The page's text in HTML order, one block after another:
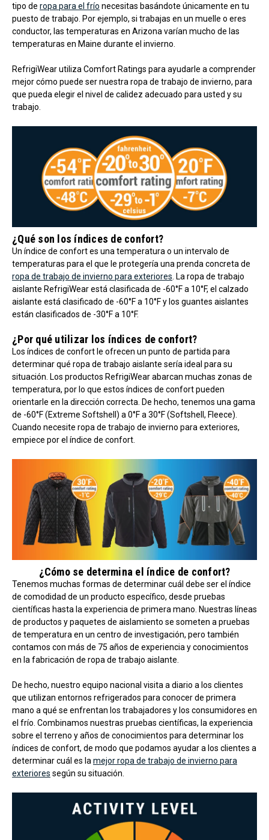
tipo de ropa para el frío necesitas basándote únicamente en tu
puesto de trabajo. Por ejemplo, si trabajas en un muelle o eres
conductor, las temperaturas en Arizona varían mucho de las
temperaturas en Maine durante el invierno.
RefrigiWear utiliza Comfort Ratings para ayudarle a comprender
mejor cómo puede ser nuestra ropa de trabajo de invierno, para
que pueda elegir el nivel de calidez adecuado para usted y su
trabajo.
¿Qué son los índices de confort?
Un índice de confort es una temperatura o un intervalo de
temperaturas para el que le protegería una prenda concreta de
ropa de trabajo de invierno para exteriores . La ropa de trabajo
aislante RefrigiWear está clasificada de -60°F a 10°F, el calzado
aislante está clasificado de -60°F a 10°F y los guantes aislantes
están clasificados de -30°F a 10°F.
¿Por qué utilizar los índices de confort?
Los índices de confort le ofrecen un punto de partida para
determinar qué ropa de trabajo aislante sería ideal para su
situación. Los productos RefrigiWear abarcan muchas zonas de
temperatura, por lo que estos índices de confort pueden
orientarle en la dirección correcta. De hecho, tenemos una gama
de -60°F (Extreme Softshell) a 0°F a 30°F (Softshell, Fleece).
Cuando necesite ropa de trabajo de invierno para exteriores,
empiece por el índice de confort.
¿Cómo se determina el índice de confort?
Tenemos muchas formas de determinar cuál debe ser el índice
de comodidad de un producto específico, desde pruebas
científicas hasta la experiencia de primera mano. Nuestras líneas
de productos y paquetes de aislamiento se someten a pruebas
de temperatura en un centro de investigación, pero también
contamos con más de 75 años de experiencia y conocimientos
en la fabricación de ropa de trabajo aislante.
De hecho, nuestro equipo nacional visita a diario a los clientes
que utilizan entornos refrigerados para conocer de primera
mano a qué se enfrentan los trabajadores y los consumidores en
el frío. Combinamos nuestras pruebas científicas, la experiencia
sobre el terreno y años de conocimientos para determinar los
índices de confort, de modo que podamos ayudar a los clientes a
determinar cuál es la mejor ropa de trabajo de invierno para
exteriores según su situación.